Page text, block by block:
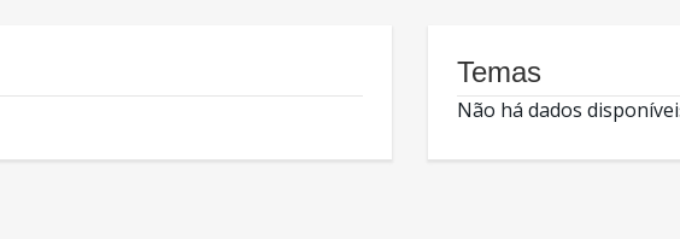
Temas
Não há dados